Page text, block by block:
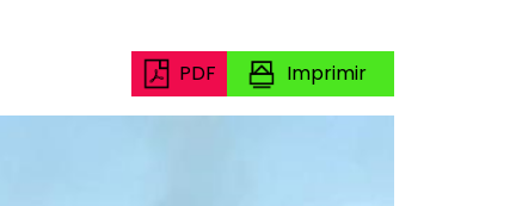
Imprimir
PDF